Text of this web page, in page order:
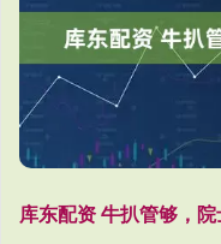
库东配资 牛扒管够，